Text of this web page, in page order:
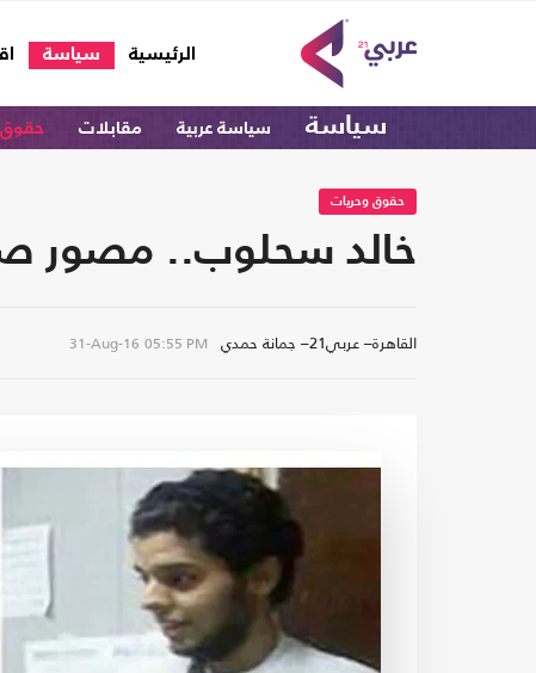
الرئيسية
(current) سياسة
سياسة سياسة عربية مقابلات حقوق
حقوق وحريات
خالد سحلوب.. مصور
القاهرة– عربي21– جمانة حمدي 31-Aug-16 05:55 PM